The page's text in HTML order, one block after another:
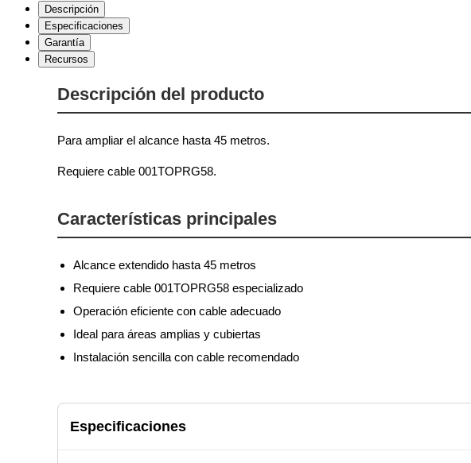
Descripción
Especificaciones
Garantía
Recursos
Descripción del producto
Para ampliar el alcance hasta 45 metros.
Requiere cable 001TOPRG58.
Características principales
Alcance extendido hasta 45 metros
Requiere cable 001TOPRG58 especializado
Operación eficiente con cable adecuado
Ideal para áreas amplias y cubiertas
Instalación sencilla con cable recomendado
Especificaciones